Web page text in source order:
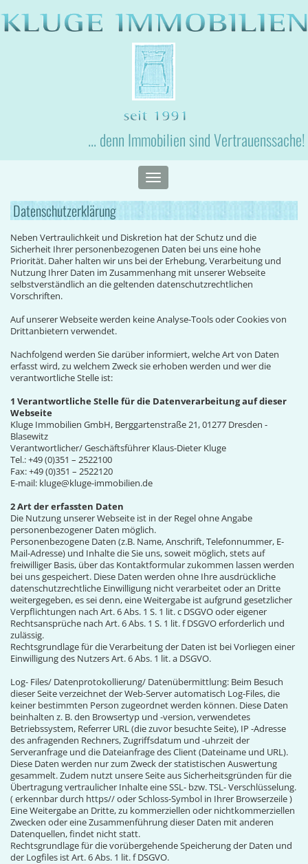
... denn Immobilien sind Vertrauenssache!
Toggle
navigation
Datenschutzerklärung
Neben Vertraulichkeit und Diskretion hat der Schutz und die
Sicherheit Ihrer personenbezogenen Daten bei uns eine hohe
Priorität. Daher halten wir uns bei der Erhebung, Verarbeitung und
Nutzung Ihrer Daten im Zusammenhang mit unserer Webseite
selbstverständlich an die geltenden datenschutzrechtlichen
Vorschriften.
Auf unserer Webseite werden keine Analyse-Tools oder Cookies von
Drittanbietern verwendet.
Nachfolgend werden Sie darüber informiert, welche Art von Daten
erfasst wird, zu welchem Zweck sie erhoben werden und wer die
verantwortliche Stelle ist:
1 Verantwortliche Stelle für die Datenverarbeitung auf dieser
Webseite
Kluge Immobilien GmbH, Berggartenstraße 21, 01277 Dresden -
Blasewitz
Verantwortlicher/ Geschäftsführer Klaus-Dieter Kluge
Tel.: +49 (0)351 – 2522100
Fax: +49 (0)351 – 2522120
E-mail: kluge@kluge-immobilien.de
2 Art der erfassten Daten
Die Nutzung unserer Webseite ist in der Regel ohne Angabe
personenbezogener Daten möglich.
Personenbezogene Daten (z.B. Name, Anschrift, Telefonnummer, E-
Mail-Adresse) und Inhalte die Sie uns, soweit möglich, stets auf
freiwilliger Basis, über das Kontaktformular zukommen lassen werden
bei uns gespeichert. Diese Daten werden ohne Ihre ausdrückliche
datenschutzrechtliche Einwilligung nicht verarbeitet oder an Dritte
weitergegeben, es sei denn, eine Weitergabe ist aufgrund gesetzlicher
Verpflichtungen nach Art. 6 Abs. 1 S. 1 lit. c DSGVO oder eigener
Rechtsansprüche nach Art. 6 Abs. 1 S. 1 lit. f DSGVO erforderlich und
zulässig.
Rechtsgrundlage für die Verarbeitung der Daten ist bei Vorliegen einer
Einwilligung des Nutzers Art. 6 Abs. 1 lit. a DSGVO.
Log- Files/ Datenprotokollierung/ Datenübermittlung: Beim Besuch
dieser Seite verzeichnet der Web-Server automatisch Log-Files, die
keiner bestimmten Person zugeordnet werden können. Diese Daten
beinhalten z. B. den Browsertyp und -version, verwendetes
Betriebssystem, Referrer URL (die zuvor besuchte Seite), IP -Adresse
des anfragenden Rechners, Zugriffsdatum und -uhrzeit der
Serveranfrage und die Dateianfrage des Client (Dateiname und URL).
Diese Daten werden nur zum Zweck der statistischen Auswertung
gesammelt. Zudem nutzt unsere Seite aus Sicherheitsgründen für die
Übertragung vertraulicher Inhalte eine SSL- bzw. TSL- Verschlüsselung.
( erkennbar durch https// oder Schloss-Symbol in Ihrer Browserzeile )
Eine Weitergabe an Dritte, zu kommerziellen oder nichtkommerziellen
Zwecken oder eine Zusammenführung dieser Daten mit anderen
Datenquellen, findet nicht statt.
Rechtsgrundlage für die vorübergehende Speicherung der Daten und
der Logfiles ist Art. 6 Abs. 1 lit. f DSGVO.